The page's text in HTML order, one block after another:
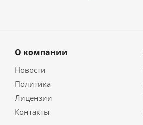
О компании
Новости
Политика
Лицензии
Контакты